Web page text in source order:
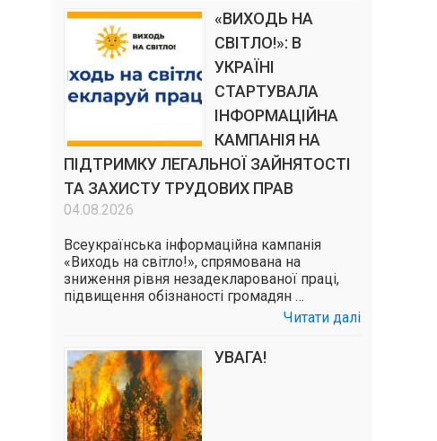
«ВИХОДЬ НА
СВІТЛО!»: В
УКРАЇНІ
СТАРТУВАЛА
ІНФОРМАЦІЙНА
КАМПАНІЯ НА
ПІДТРИМКУ ЛЕГАЛЬНОЇ ЗАЙНЯТОСТІ
ТА ЗАХИСТУ ТРУДОВИХ ПРАВ
04.08.2026
Всеукраїнська інформаційна кампанія
«Виходь на світло!», спрямована на
зниження рівня незадекларованої праці,
підвищення обізнаності громадян …
Читати далі
УВАГА!